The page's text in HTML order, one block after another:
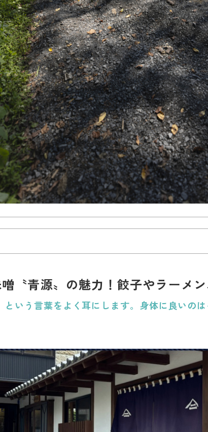
〝青源〟の魅力！餃子やラーメ
という言葉をよく耳にします。身体に良いの